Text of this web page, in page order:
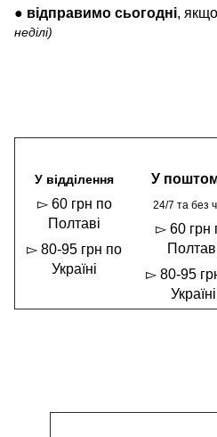
● відправимо сьогодні,
неділі)
У відділення
▻ 60 грн по
Полтаві
▻ 80-95 грн по
Україні
У
24/7 та без
▻ 60 грн
▻ 80-95
Україні